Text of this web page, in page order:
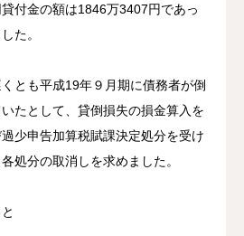
付金の額は1846万3407円であっ
た。
とも平成19年９月期に債務者が倒
たとして、貸倒損失の損金算入を
少申告加算税賦課決定処分を受け
処分の取消しを求めました。